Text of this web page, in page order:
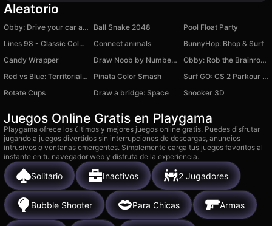
Aleatorio
Obby: Drive your car as far as possible Ball Snake 2048
Pool Float Party
Lines 98 - Classic Color Balls
Connect animals
BunnyHop: Bhop & Surf
Candy Wrapper
Draw Noob by Numbers!
Obby: Rob the Brainrot Base!
Red vs Blue: Territorial Capture
Pinata Color Smash
Surf GO: CS 2 Parkour and Case Simulator
Rotate Cups
Draw a bridge: Space Snooker 3D
Juegos Online Gratis en Playgama
Playgama ofrece los últimos y mejores juegos online gratis. Puedes disfrutar
jugando a juegos divertidos sin interrupciones de descargas, anuncios
intrusivos o ventanas emergentes. Simplemente carga tus juegos favoritos al
instante en tu navegador web y disfruta de la experiencia.
Solitario Inactivos 2 Jugadores
Bubble Shooter Para Chicas Armas